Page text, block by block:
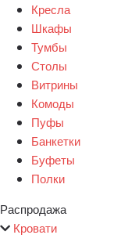
Кресла
Шкафы
Тумбы
Столы
Витрины
Комоды
Пуфы
Банкетки
Буфеты
Полки
Распродажа
Кровати